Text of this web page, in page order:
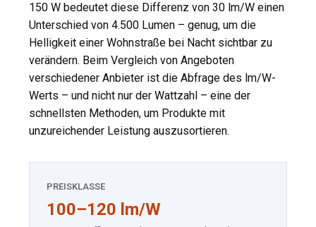
150 W bedeutet diese Differenz von 30 lm/W einen
Unterschied von 4.500 Lumen – genug, um die
Helligkeit einer Wohnstraße bei Nacht sichtbar zu
verändern. Beim Vergleich von Angeboten
verschiedener Anbieter ist die Abfrage des lm/W-
Werts – und nicht nur der Wattzahl – eine der
schnellsten Methoden, um Produkte mit
unzureichender Leistung auszusortieren.
PREISKLASSE
100–120 lm/W